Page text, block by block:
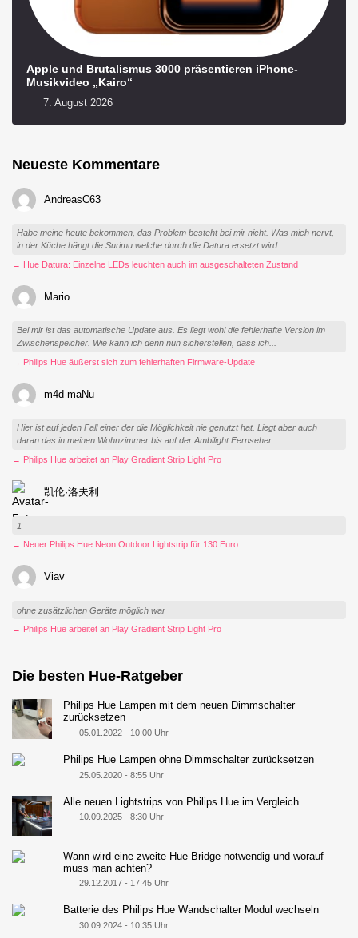
Apple und Brutalismus 3000 präsentieren iPhone-
Musikvideo „Kairo“
7. August 2026
Neueste Kommentare
AndreasC63
Habe meine heute bekommen, das Problem besteht bei mir nicht. Was mich nervt,
in der Küche hängt die Surimu welche durch die Datura ersetzt wird....
→ Hue Datura: Einzelne LEDs leuchten auch im ausgeschalteten Zustand
Mario
Bei mir ist das automatische Update aus. Es liegt wohl die fehlerhafte Version im
Zwischenspeicher. Wie kann ich denn nun sicherstellen, dass ich...
→ Philips Hue äußerst sich zum fehlerhaften Firmware-Update
m4d-maNu
Hier ist auf jeden Fall einer der die Möglichkeit nie genutzt hat. Liegt aber auch
daran das in meinen Wohnzimmer bis auf der Ambilight Fernseher...
→ Philips Hue arbeitet an Play Gradient Strip Light Pro
凯伦·洛夫利
1
→ Neuer Philips Hue Neon Outdoor Lightstrip für 130 Euro
Viav
ohne zusätzlichen Geräte möglich war
→ Philips Hue arbeitet an Play Gradient Strip Light Pro
Die besten Hue-Ratgeber
Philips Hue Lampen mit dem neuen Dimmschalter
zurücksetzen
05.01.2022 - 10:00 Uhr
Philips Hue Lampen ohne Dimmschalter zurücksetzen
25.05.2020 - 8:55 Uhr
Alle neuen Lightstrips von Philips Hue im Vergleich
10.09.2025 - 8:30 Uhr
Wann wird eine zweite Hue Bridge notwendig und worauf
muss man achten?
29.12.2017 - 17:45 Uhr
Batterie des Philips Hue Wandschalter Modul wechseln
30.09.2024 - 10:35 Uhr